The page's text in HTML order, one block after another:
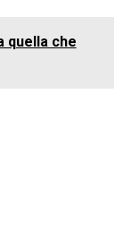
quella che